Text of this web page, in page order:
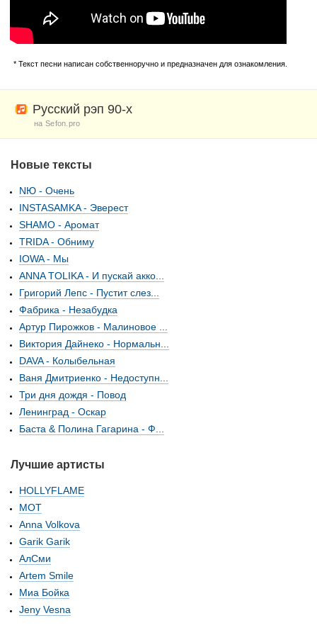
* Текст песни написан собственноручно и предназначен для ознакомления.
Русский рэп 90-х
на Sefon.pro
Новые тексты
NЮ - Очень
INSTASAMKA - Эверест
SHAMO - Аромат
TRIDA - Обниму
IOWA - Мы
ANNA TOLIKA - И пускай акко...
Григорий Лепс - Пустит слез...
Фабрика - Незабудка
Артур Пирожков - Малиновое ...
Виктория Дайнеко - Нормальн...
DAVA - Колыбельная
Ваня Дмитриенко - Недоступн...
Три дня дождя - Повод
Ленинград - Оскар
Баста & Полина Гагарина - Ф...
Лучшие артисты
HOLLYFLAME
МОТ
Anna Volkova
Garik Garik
АлСми
Artem Smile
Миа Бойка
Jeny Vesna